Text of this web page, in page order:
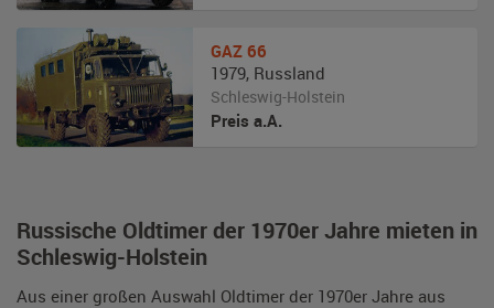
Russische Oldtimer der 1970er Jahre mieten in
Schleswig-Holstein
Aus einer großen Auswahl Oldtimer der 1970er Jahre aus
GAZ 66
1979, Russland
Schleswig-Holstein
Preis a.A.